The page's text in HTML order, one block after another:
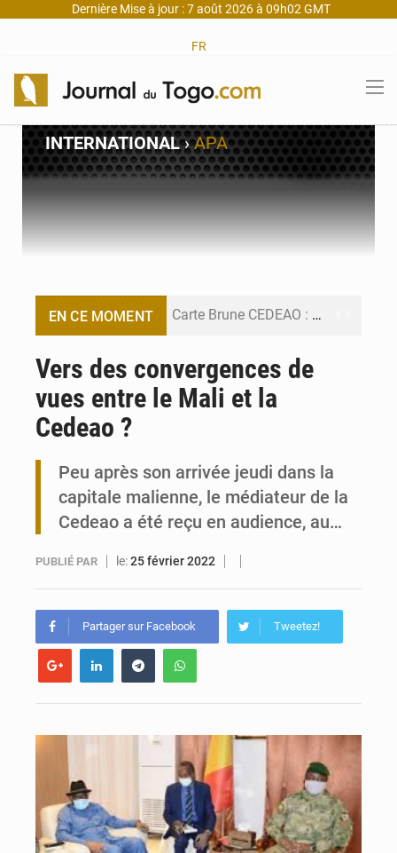
Dernière Mise à jour : 7 août 2026 à 09h02 GMT
FR
INTERNATIONAL›APA
EN CE MOMENT Carte Brune CEDEAO : Lomé mise sur la digitalisation des sinistres
Maurice : Démission de la ministre Véronique Leu-Govind
Vers des convergences de
vues entre le Mali et la
Cedeao ?
Peu après son arrivée jeudi dans la
capitale malienne, le médiateur de la
Cedeao a été reçu en audience, au…
PUBLIÉ PAR le:25 février 2022
Partager sur Facebook Tweetez!